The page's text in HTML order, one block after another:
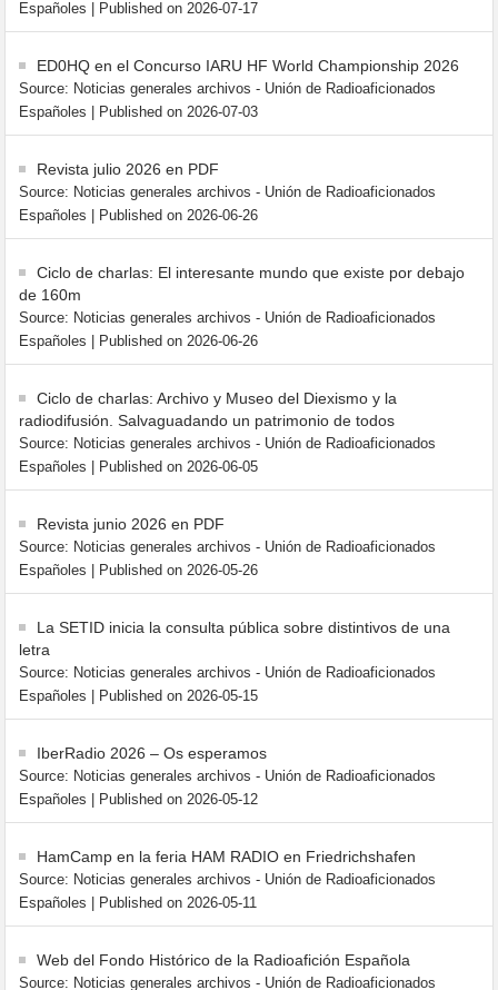
Españoles
Published on 2026-07-17
ED0HQ en el Concurso IARU HF World Championship 2026
Source: Noticias generales archivos - Unión de Radioaficionados
Españoles
Published on 2026-07-03
Revista julio 2026 en PDF
Source: Noticias generales archivos - Unión de Radioaficionados
Españoles
Published on 2026-06-26
Ciclo de charlas: El interesante mundo que existe por debajo
de 160m
Source: Noticias generales archivos - Unión de Radioaficionados
Españoles
Published on 2026-06-26
Ciclo de charlas: Archivo y Museo del Diexismo y la
radiodifusión. Salvaguadando un patrimonio de todos
Source: Noticias generales archivos - Unión de Radioaficionados
Españoles
Published on 2026-06-05
Revista junio 2026 en PDF
Source: Noticias generales archivos - Unión de Radioaficionados
Españoles
Published on 2026-05-26
La SETID inicia la consulta pública sobre distintivos de una
letra
Source: Noticias generales archivos - Unión de Radioaficionados
Españoles
Published on 2026-05-15
IberRadio 2026 – Os esperamos
Source: Noticias generales archivos - Unión de Radioaficionados
Españoles
Published on 2026-05-12
HamCamp en la feria HAM RADIO en Friedrichshafen
Source: Noticias generales archivos - Unión de Radioaficionados
Españoles
Published on 2026-05-11
Web del Fondo Histórico de la Radioafición Española
Source: Noticias generales archivos - Unión de Radioaficionados